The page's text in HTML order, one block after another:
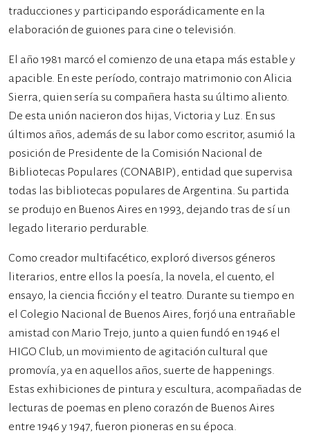
traducciones y participando esporádicamente en la
elaboración de guiones para cine o televisión.
El año 1981 marcó el comienzo de una etapa más estable y
apacible. En este período, contrajo matrimonio con Alicia
Sierra, quien sería su compañera hasta su último aliento.
De esta unión nacieron dos hijas, Victoria y Luz. En sus
últimos años, además de su labor como escritor, asumió la
posición de Presidente de la Comisión Nacional de
Bibliotecas Populares (CONABIP), entidad que supervisa
todas las bibliotecas populares de Argentina. Su partida
se produjo en Buenos Aires en 1993, dejando tras de sí un
legado literario perdurable.
Como creador multifacético, exploró diversos géneros
literarios, entre ellos la poesía, la novela, el cuento, el
ensayo, la ciencia ficción y el teatro. Durante su tiempo en
el Colegio Nacional de Buenos Aires, forjó una entrañable
amistad con Mario Trejo, junto a quien fundó en 1946 el
HIGO Club, un movimiento de agitación cultural que
promovía, ya en aquellos años, suerte de happenings.
Estas exhibiciones de pintura y escultura, acompañadas de
lecturas de poemas en pleno corazón de Buenos Aires
entre 1946 y 1947, fueron pioneras en su época.